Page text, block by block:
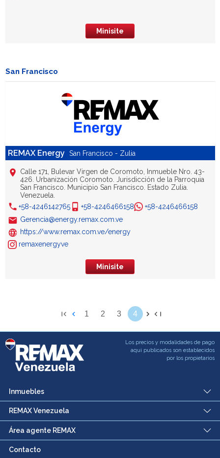
Minisite
San Francisco
REMAX Energy San Francisco - Zulia
Calle 171, Bulevar Virgen de Coromoto, Inmueble Nro. 43-
426. Urbanización Coromoto. Jurisdicción de la Parroquia
San Francisco. Municipio San Francisco. Estado Zulia.
Venezuela.
+58-4246142765
+58-4246466158
+58-4246466158
Gerencia@energy.remax.com.ve
https://www.remax.com.ve/energy
remaxenergyve
Minisite
1 2 3 4
Los precios y modalidades de pago
aqui publicados son establecidos
por los propietarios
Inmuebles
REMAX Venezuela
Área agente REMAX
Contacto